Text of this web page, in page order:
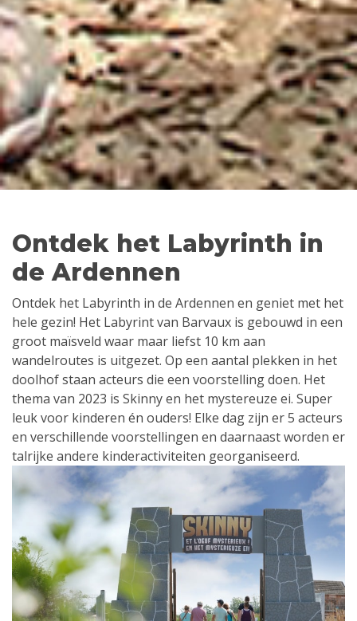
Ontdek het Labyrinth in
de Ardennen
Ontdek het Labyrinth in de Ardennen en geniet met het
hele gezin! Het Labyrint van Barvaux is gebouwd in een
groot maïsveld waar maar liefst 10 km aan
wandelroutes is uitgezet. Op een aantal plekken in het
doolhof staan acteurs die een voorstelling doen. Het
thema van 2023 is Skinny en het mystereuze ei. Super
leuk voor kinderen én ouders! Elke dag zijn er 5 acteurs
en verschillende voorstellingen en daarnaast worden er
talrijke andere kinderactiviteiten georganiseerd.